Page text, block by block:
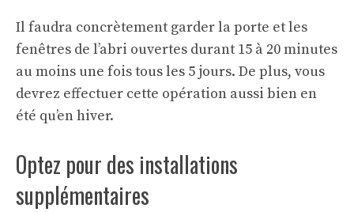
Il faudra concrètement garder la porte et les
fenêtres de l’abri ouvertes durant 15 à 20 minutes
au moins une fois tous les 5 jours. De plus, vous
devrez effectuer cette opération aussi bien en
été qu’en hiver.
Optez pour des installations
supplémentaires